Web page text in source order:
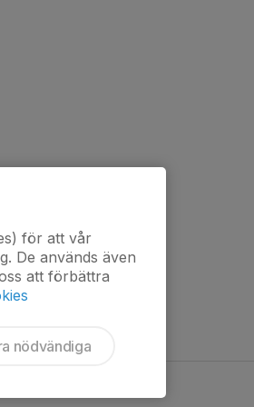
för att vår
De används även
att förbättra
nödvändiga